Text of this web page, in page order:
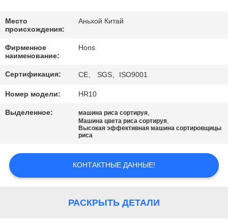
МЫ
СПРОСИТЕ
ЦИТАТУ
КАРТА
PRIVACY
POLICY
Место
происхождения:
Аньхой Китай
Фирменное
наименование:
Hons
Сертификация: CE、 SGS、ISO9001
Номер модели: HR10
Выделенное: машина риса сортируя,
Машина цвета риса сортируя,
Высокая эффективная машина сортировщицы
риса
КОНТАКТНЫЕ ДАННЫЕ!
РАСКРЫТЬ ДЕТАЛИ